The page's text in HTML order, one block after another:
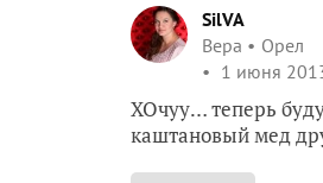
SilVA
Вера
Орел
1 июня
ХОчуу… теперь
каштановый мед